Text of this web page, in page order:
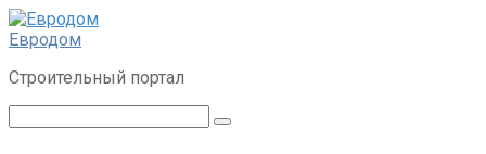
Перейти
к
Евродом
Строительный портал